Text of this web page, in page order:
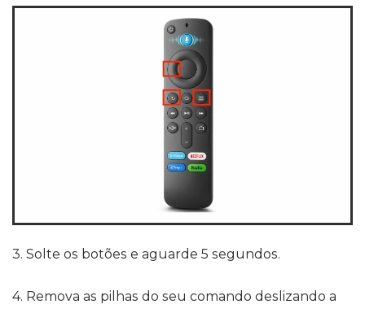
3. Solte os botões e aguarde 5 segundos.
4. Remova as pilhas do seu comando deslizando a